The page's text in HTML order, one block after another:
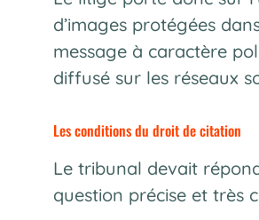
d’images protégées
message à caractère
diffusé sur les réseaux
Les conditions du droit de citation
Le tribunal devait
question précise et très